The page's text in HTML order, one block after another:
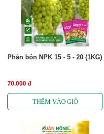
Phân bón NPK 15 - 5 - 20 (1KG)
70.000 đ